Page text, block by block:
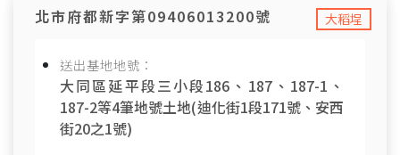
大稻埕
北市府都新字第09406013200號
送出基地地號：
大同區延平段三小段186、187、187-1、
187-2等4筆地號土地(迪化街1段171號、安西
街20之1號)